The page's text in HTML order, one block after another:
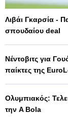
Λιβάι Γκαρσία -
σπουδαίου deal
Νέντοβιτς για
παίκτες της
Ολυμπιακός:
την A Bola